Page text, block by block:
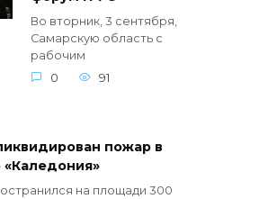
Во вторник, 3 сентября,
Самарскую область с
рабочим
0
91
пожар в
«Каледония»
на площади 300